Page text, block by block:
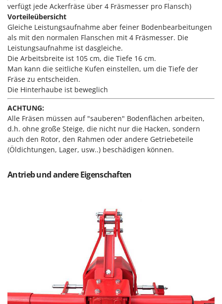
Sichelmähwerke für Traktoren
Sichelmulcher für Traktoren
Sortierer für Oliven
Sprühgeräte für Pflanzenbehandlung
Stäubegeräte für Traktor
Staubsauger - Elektrobesen
T
Teppichreiniger und Teppichbodenreiniger
Thermische und mechanische Unkrautbrenner
Tomatenpressen
Tragbare Powerstationen
Vogelscheuchen - Vogelabwehr
W
Wasserpumpen
I
Idromatic
Il-Tec
Imperia
Infaco
Intec
Intex
Iseki
Italyco
ITM
J JOLLY ITALIA
K
Komo
verfügt jede Ackerfräse über 4 Fräsmesser pro Flansch)
Vorteileübersicht
Gleiche Leistungsaufnahme aber feiner Bodenbearbeitungen
als mit den normalen Flanschen mit 4 Fräsmesser. Die
Leistungsaufnahme ist dasgleiche.
Die Arbeitsbreite ist 105 cm, die Tiefe 16 cm.
Man kann die seitliche Kufen einstellen, um die Tiefe der
Fräse zu entscheiden.
Die Hinterhaube ist beweglich
ACHTUNG:
Alle Fräsen müssen auf "sauberen" Bodenflächen arbeiten,
d.h. ohne große Steige, die nicht nur die Hacken, sondern
auch den Rotor, den Rahmen oder andere Getriebeteile
(Öldichtungen, Lager, usw..) beschädigen können.
Antrieb und andere Eigenschaften